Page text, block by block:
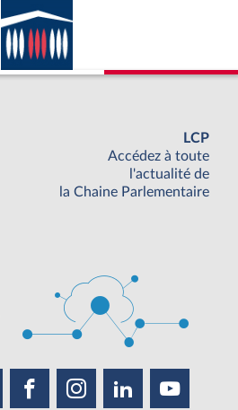
LCP
Accédez à toute
l'actualité de
la Chaine Parlementaire